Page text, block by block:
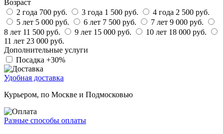
Возраст
2 года 700 руб. 3 года 1 500 руб. 4 года 2 500 руб.
5 лет 5 000 руб. 6 лет 7 500 руб. 7 лет 9 000 руб.
8 лет 11 500 руб. 9 лет 15 000 руб. 10 лет 18 000 руб.
11 лет 23 000 руб.
Дополнительные услуги
Посадка +30%
Удобная доставка
Курьером, по Москве и Подмосковью
Разные способы оплаты